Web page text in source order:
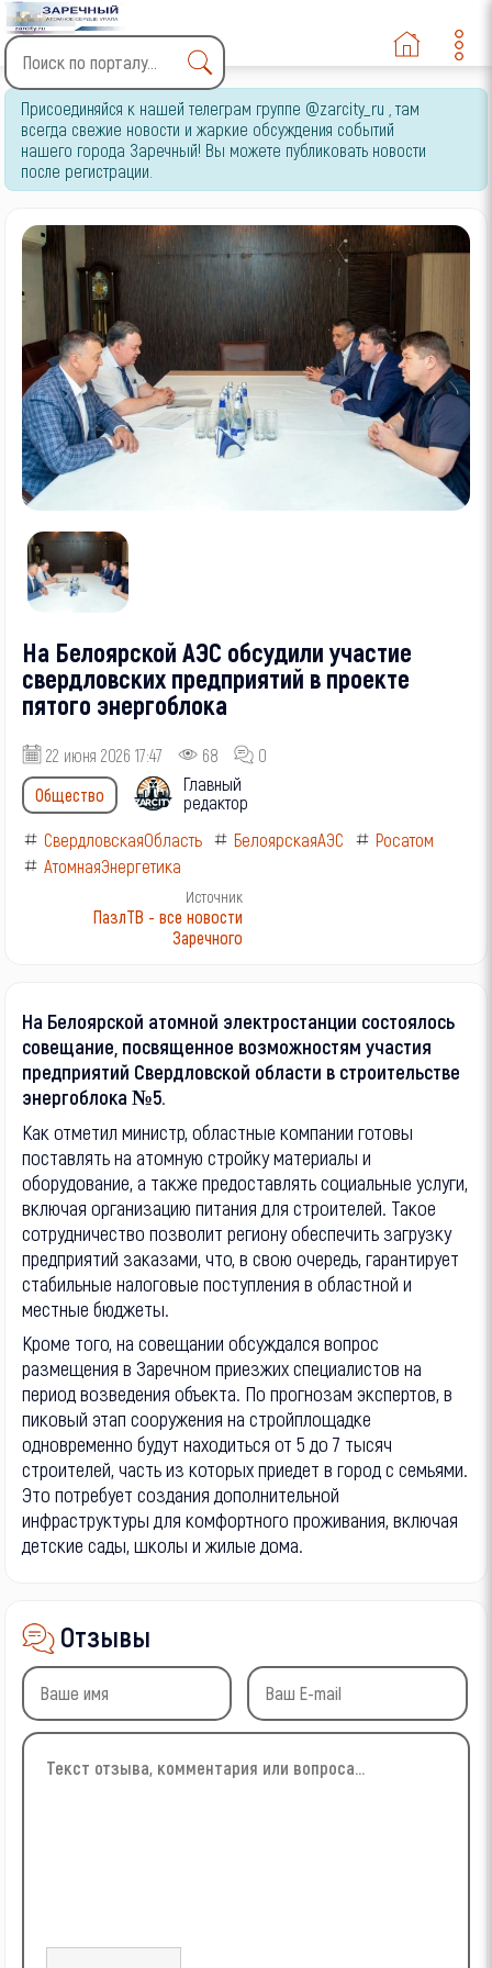
Type 2 or more characters
for results.
Присоединяйся к нашей телеграм группе @zarcity_ru , там
всегда свежие новости и жаркие обсуждения событий
нашего города Заречный! Вы можете публиковать новости
после регистрации.
На Белоярской АЭС обсудили участие
свердловских предприятий в проекте
пятого энергоблока
22 июня 2026 17:47 68
0
Общество
Главный
редактор
СвердловскаяОбласть
БелоярскаяАЭС
Росатом
АтомнаяЭнергетика
Источник
ПазлТВ - все новости
Заречного
На Белоярской атомной электростанции состоялось
совещание, посвященное возможностям участия
предприятий Свердловской области в строительстве
энергоблока №5.
Как отметил министр, областные компании готовы
поставлять на атомную стройку материалы и
оборудование, а также предоставлять социальные услуги,
включая организацию питания для строителей. Такое
сотрудничество позволит региону обеспечить загрузку
предприятий заказами, что, в свою очередь, гарантирует
стабильные налоговые поступления в областной и
местные бюджеты.
Кроме того, на совещании обсуждался вопрос
размещения в Заречном приезжих специалистов на
период возведения объекта. По прогнозам экспертов, в
пиковый этап сооружения на стройплощадке
одновременно будут находиться от 5 до 7 тысяч
строителей, часть из которых приедет в город с семьями.
Это потребует создания дополнительной
инфраструктуры для комфортного проживания, включая
детские сады, школы и жилые дома.
Отзывы